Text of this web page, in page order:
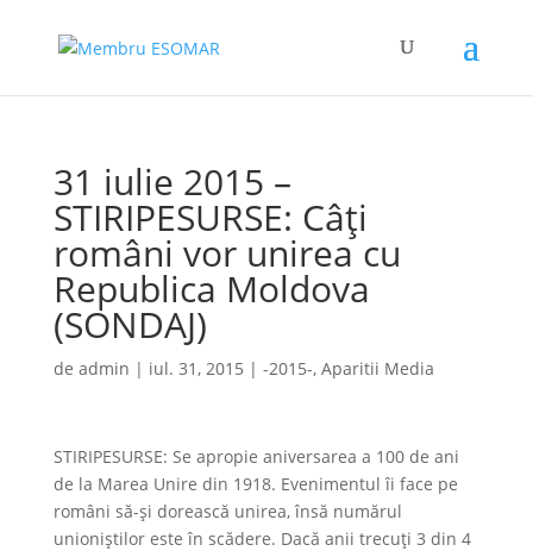
31 iulie 2015 –
STIRIPESURSE: Câţi
români vor unirea cu
Republica Moldova
(SONDAJ)
de admin | iul. 31, 2015 | -2015-, Aparitii Media
STIRIPESURSE: Se apropie aniversarea a 100 de ani
de la Marea Unire din 1918. Evenimentul îi face pe
români să-şi dorească unirea, însă numărul
unioniştilor este în scădere. Dacă anii trecuţi 3 din 4